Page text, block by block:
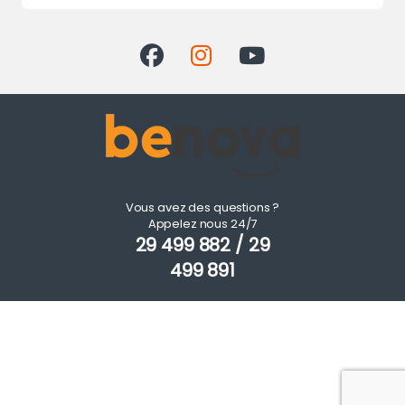
Vous avez des questions ?
Appelez nous 24/7
29 499 882 / 29
499 891